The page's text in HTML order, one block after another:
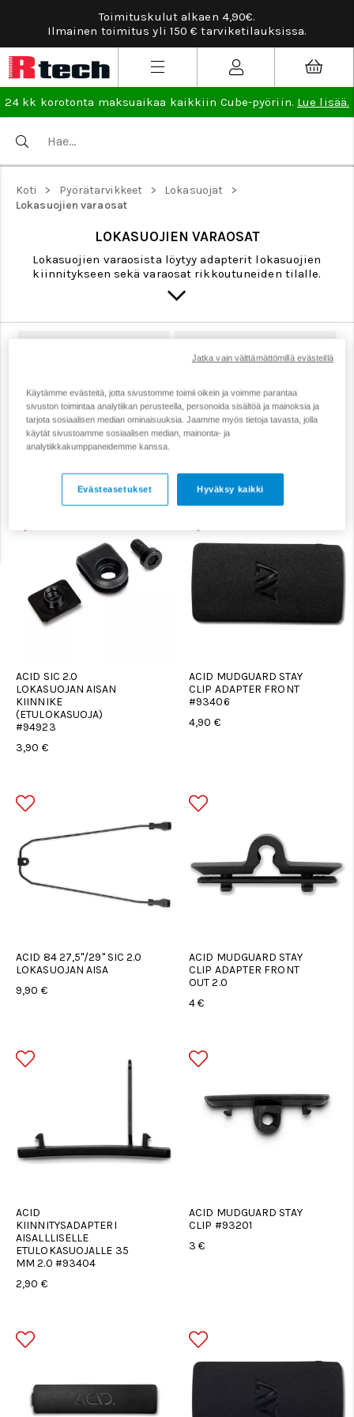
Toimituskulut alkaen 4,90€.
Ilmainen toimitus yli 150 € tarviketilauksissa.
24 kk korotonta maksuaikaa kaikkiin Cube-pyöriin. Lue lisää.
Koti > Pyörätarvikkeet > Lokasuojat >
Lokasuojien varaosat
LOKASUOJIEN VARAOSAT
Lokasuojien varaosista löytyy adapterit lokasuojien
kiinnitykseen sekä varaosat rikkoutuneiden tilalle.
Maastopyörän lokasuojat
Suodata Järjestä
ACID SIC 2.0
LOKASUOJAN AISAN
KIINNIKE
(ETULOKASUOJA)
#94923
3,90 €
ACID MUDGUARD STAY
CLIP ADAPTER FRONT
#93406
4,90 €
ACID 84 27,5"/29" SIC 2.0
LOKASUOJAN AISA
9,90 €
ACID MUDGUARD STAY
CLIP ADAPTER FRONT
OUT 2.0
4 €
ACID
KIINNITYSADAPTERI
AISALLLISELLE
ETULOKASUOJALLE 35
MM 2.0 #93404
2,90 €
ACID MUDGUARD STAY
CLIP #93201
3 €
Käytämme evästeitä, jotta sivustomme toimii oikein ja voimme parantaa
sivuston toimintaa analytiikan perusteella, personoida sisältöä ja mainoksia ja
tarjota sosiaalisen median ominaisuuksia. Jaamme myös tietoja tavasta, jolla
käytät sivustoamme sosiaalisen median, mainonta- ja
analytiikkakumppaneidemme kanssa.
Hyväksy kaikki
Evästeasetukset
Jatka vain välttämättömillä evästeillä